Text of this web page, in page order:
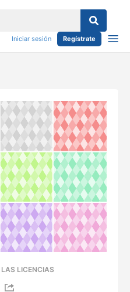
Iniciar sesión Regístrate
LICENCIAS